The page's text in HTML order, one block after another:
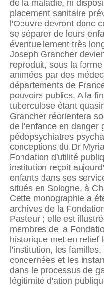
de la maladie, ni
placement sanitaire
l'Oeuvre devront donc
se séparer de leurs
éventuellement très
Joseph Grancher
reproduit, sous la
animées par des
départements de
pouvoirs publics. A la
tuberculose étant
Grancher réorientera
de l'enfance en danger
pédopsychiatres
conceptions du Dr
Fondation d'utilité
institution reçoit
enfants dans ses
situés en Sologne, à
Cette monographie a
archives de la
Pasteur ; elle est
membres de la
historique met en relief
l'institution, les
concernées et les
dans le processus de
légitimité d'ation